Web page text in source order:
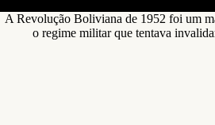
A Revolução Boliviana de 1952 foi um
o regime militar que tentava